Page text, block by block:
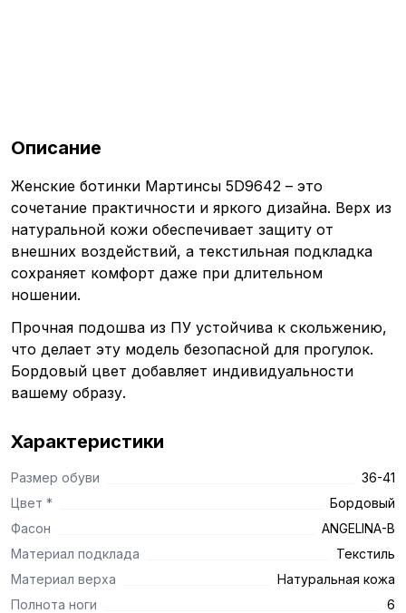
Описание
Женские ботинки Мартинсы 5D9642 – это
сочетание практичности и яркого дизайна. Верх из
натуральной кожи обеспечивает защиту от
внешних воздействий, а текстильная подкладка
сохраняет комфорт даже при длительном
ношении.
Прочная подошва из ПУ устойчива к скольжению,
что делает эту модель безопасной для прогулок.
Бордовый цвет добавляет индивидуальности
вашему образу.
Характеристики
Размер обуви
36-41
Цвет *
Бордовый
Фасон
ANGELINA-B
Материал подклада
Текстиль
Материал верха
Натуральная кожа
Полнота ноги
6